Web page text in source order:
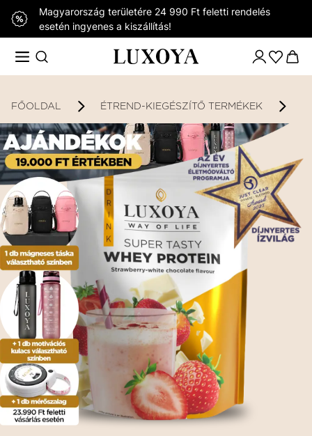
Magyarország területére 24 990 Ft feletti rendelés
esetén ingyenes a kiszállítás!
FŐOLDAL ÉTREND-KIEGÉSZÍTŐ TERMÉKEK